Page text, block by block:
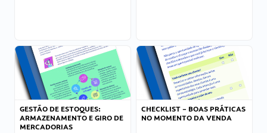
GESTÃO DE ESTOQUES:
ARMAZENAMENTO E GIRO DE
MERCADORIAS
CHECKLIST – BOAS PRÁTICAS
NO MOMENTO DA VENDA